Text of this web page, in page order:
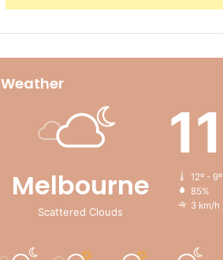
Weather
Melbourne
Scattered Clouds
11
12º - 9º
85%
3 km/h